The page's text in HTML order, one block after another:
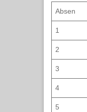
Absen
1
2
3
4
5